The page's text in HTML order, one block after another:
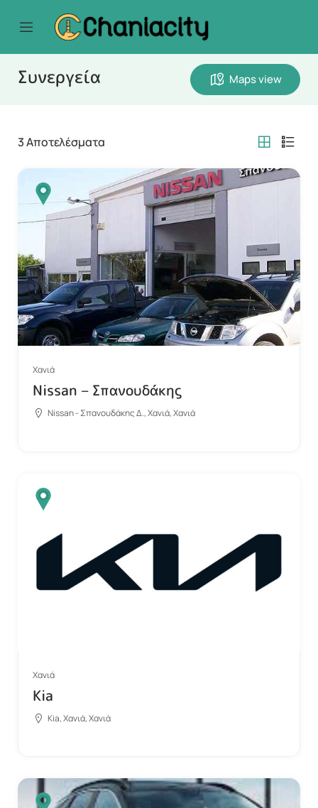
Συνεργεία Maps view
3Αποτελέσματα
Χανιά
Nissan – Σπανουδάκης
Nissan - Σπανουδάκης Δ., Χανιά, Χανιά
Χανιά
Kia
Kia, Χανιά, Χανιά